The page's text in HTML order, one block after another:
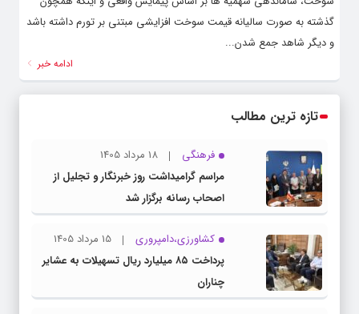
گذشته به صورت سالیانه قیمت سوخت افزایشی مبتنی بر تورم داشته باشد
و دیگر شاهد جمع شدن...
ادامه خبر
تازه ترین مطالب
فرهنگی
18 مرداد 1405
مراسم گرامیداشت روز خبرنگار و تجلیل از
اصحاب رسانه برگزار شد
کشاورزی،دامپروری
15 مرداد 1405
پرداخت ۸۵ میلیارد ریال تسهیلات به عشایر
چناران